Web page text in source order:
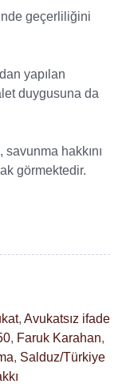
geçerliliğini
yapılan
duygusuna da
savunma hakkını
görmektedir.
, Avukatsız ifade
, Faruk Karahan,
, Salduz/Türkiye